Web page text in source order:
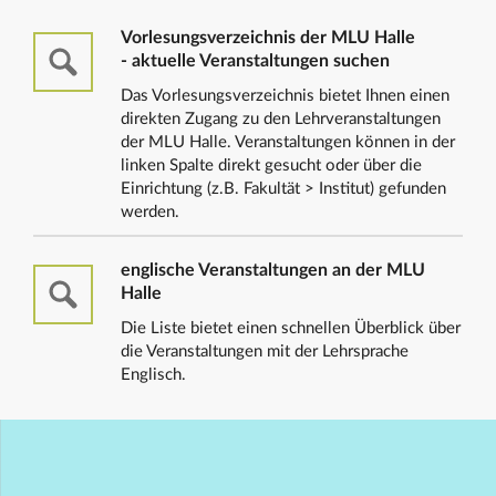
Vorlesungsverzeichnis der MLU Halle
- aktuelle Veranstaltungen suchen
Das Vorlesungsverzeichnis bietet Ihnen einen
direkten Zugang zu den Lehrveranstaltungen
der MLU Halle. Veranstaltungen können in der
linken Spalte direkt gesucht oder über die
Einrichtung (z.B. Fakultät > Institut) gefunden
werden.
englische Veranstaltungen an der MLU
Halle
Die Liste bietet einen schnellen Überblick über
die Veranstaltungen mit der Lehrsprache
Englisch.